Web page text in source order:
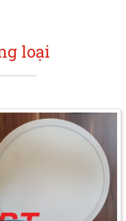
loại